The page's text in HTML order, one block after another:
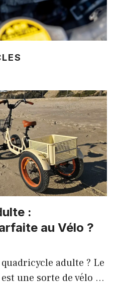
:
au Vélo ?
quadricycle adulte ? Le
une sorte de vélo …